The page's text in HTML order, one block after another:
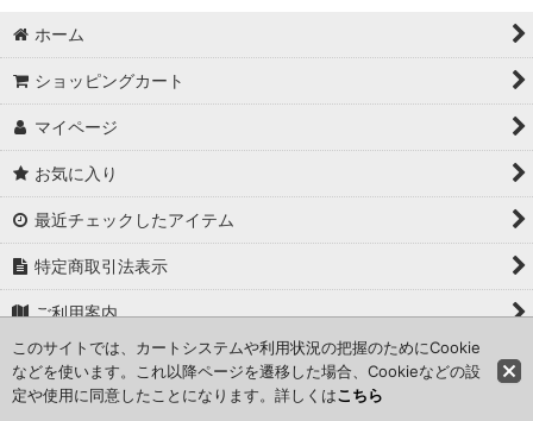
ホーム
ショッピングカート
マイページ
お気に入り
最近チェックしたアイテム
特定商取引法表示
ご利用案内
お問い合せ
このサイトでは、カートシステムや利用状況の把握のためにCookie
などを使います。これ以降ページを遷移した場合、Cookieなどの設
定や使用に同意したことになります。詳しくはこちら